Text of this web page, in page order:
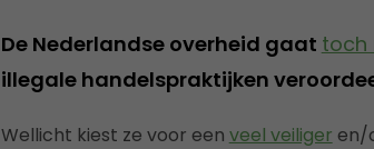
De Nederlandse overheid gaat toch
illegale handelspraktijken
Wellicht kiest ze voor een veel veiliger en/